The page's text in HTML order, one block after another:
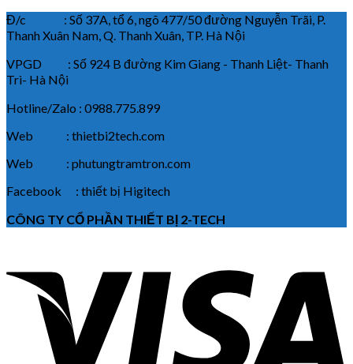
Đ/c : Số 37A, tổ 6, ngõ 477/50 đường Nguyễn Trãi, P.
Thanh Xuân Nam, Q. Thanh Xuân, TP. Hà Nội
VPGD : Số 924 B đường Kim Giang - Thanh Liệt- Thanh
Trì- Hà Nội
Hotline/Zalo : 0988.775.899
Web : thietbi2tech.com
Web : phutungtramtron.com
Facebook : thiết bị Higitech
CÔNG TY CỔ PHẦN THIẾT BỊ 2-TECH